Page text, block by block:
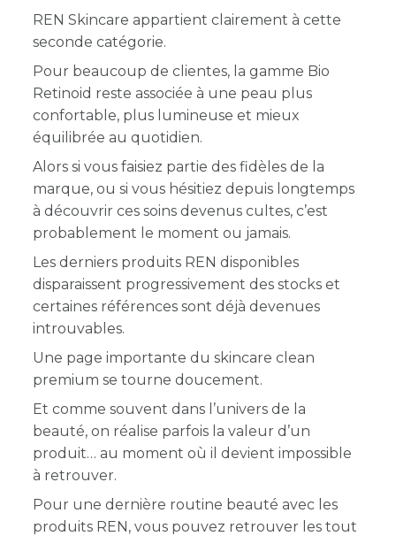
REN Skincare appartient clairement à cette
seconde catégorie.
Pour beaucoup de clientes, la gamme Bio
Retinoid reste associée à une peau plus
confortable, plus lumineuse et mieux
équilibrée au quotidien.
Alors si vous faisiez partie des fidèles de la
marque, ou si vous hésitiez depuis longtemps
à découvrir ces soins devenus cultes, c’est
probablement le moment ou jamais.
Les derniers produits REN disponibles
disparaissent progressivement des stocks et
certaines références sont déjà devenues
introuvables.
Une page importante du skincare clean
premium se tourne doucement.
Et comme souvent dans l’univers de la
beauté, on réalise parfois la valeur d’un
produit… au moment où il devient impossible
à retrouver.
Pour une dernière routine beauté avec les
produits REN, vous pouvez retrouver les tout